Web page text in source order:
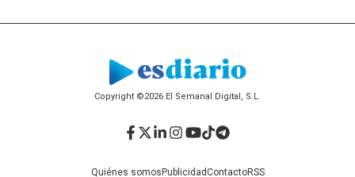
Copyright ©2026 El Semanal Digital, S.L.
Quiénes somos PublicidadContactoRSS
Facebook
Twitter
LinkedIn
Instagram
YouTube
TikTok
Telegram